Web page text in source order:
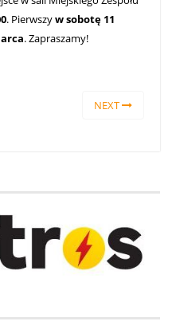
. Pierwszyw sobotę 11
. Zapraszamy!
NEXT